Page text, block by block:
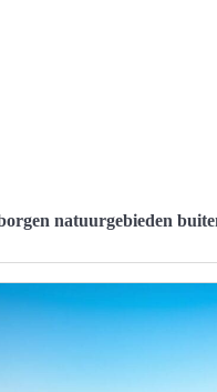
natuurgebieden